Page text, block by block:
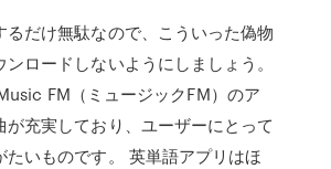
るだけ無駄なので、こういった偽物
ロードしないようにしましょう。
FM（ミュージックFM）のア
が充実しており、ユーザーにとって
たいものです。 英単語アプリはほ